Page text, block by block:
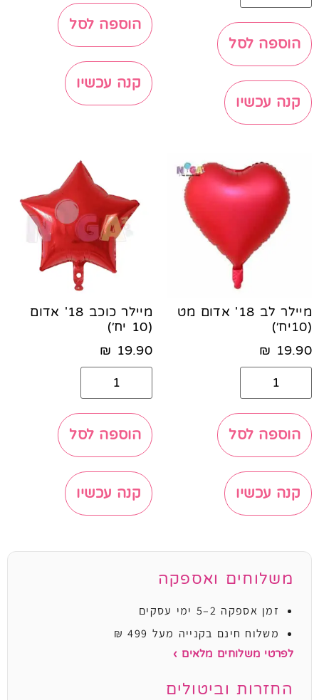
הוספה לסל
קנה עכשיו
הוספה לסל
קנה עכשיו
מיילר לב 18' אדום מט
(10יח׳)
19.90
₪
הוספה לסל
קנה עכשיו
מיילר כוכב 18' אדום
(10 יח׳)
19.90
₪
הוספה לסל
קנה עכשיו
משלוחים ואספקה
זמן אספקה 2–5 ימי עסקים
משלוח חינם בקנייה מעל 499 ₪
לפרטי משלוחים מלאים ›
החזרות וביטולים